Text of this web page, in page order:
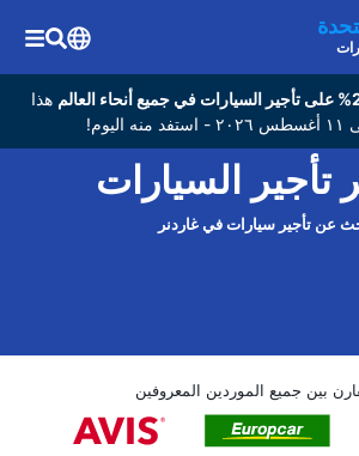
هذا
تأجير السيارات
عن تأجير سيارات في غاردنر
بين جميع الموردين المعروفين